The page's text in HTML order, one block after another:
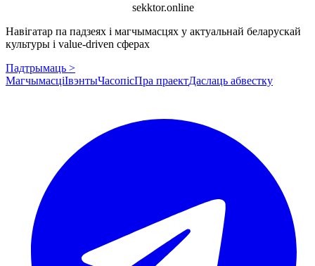
sekktor.online
Навігатар па падзеях і магчымасцях у актуальнай беларускай
культуры і value-driven сферах
Падтрымаць >
МагчымасціІвэнтыЧасопісПра праектДаслаць абвестку